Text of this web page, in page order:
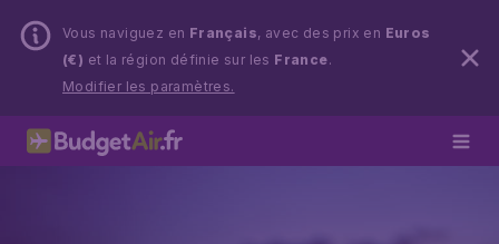
Vous naviguez en Français, avec des prix en Euros
(€) et la région définie sur les France.
Modifier les paramètres.